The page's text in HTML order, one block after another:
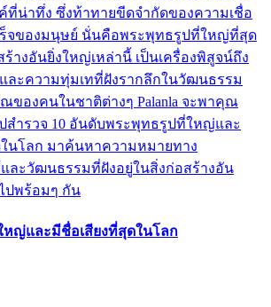
ที่น่าทึ่ง ซึ่งท้าทายขีดจำกัดของความเชื่อ
ร็จของมนุษย์ นั่นคือพระพุทธรูปที่ใหญ่ที่สุด
างอันยิ่งใหญ่เหล่านี้ เป็นเครื่องพิสูจน์ถึง
ละความทุ่มเทที่ฝังรากลึกในวัฒนธรรม
องคนในชาติต่างๆ Palanla จะพาคุณ
สำรวจ 10 อันดับพระพุทธรูปที่ใหญ่และ
นโลก มาค้นหาความหมายทาง
ละวัฒนธรรมที่ฝังอยู่ในสิ่งก่อสร้างอัน
ปพร้อมๆ กัน
หญ่และมีชื่อเสียงที่สุดในโลก